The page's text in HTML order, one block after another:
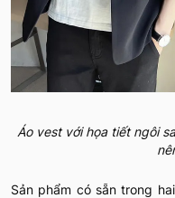
Áo vest với họa tiết ngôi
Sản phẩm có sẵn trong